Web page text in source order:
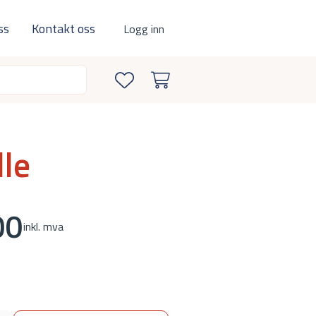
Kontakt oss Logg inn
inkl. mva